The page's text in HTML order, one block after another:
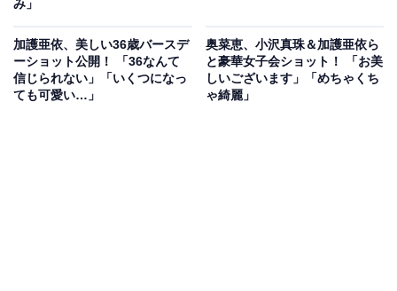
み」
加護亜依、美しい36歳バースデ
ーショット公開！ 「36なんて
信じられない」「いくつになっ
ても可愛い…」
奥菜恵、小沢真珠＆加護亜依ら
と豪華女子会ショット！ 「お美
しいございます」「めちゃくち
ゃ綺麗」